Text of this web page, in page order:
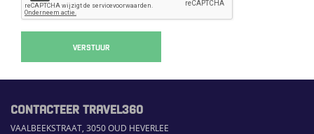
VERSTUUR
CONTACTEER TRAVEL360
VAALBEEKSTRAAT, 3050 OUD HEVERLEE